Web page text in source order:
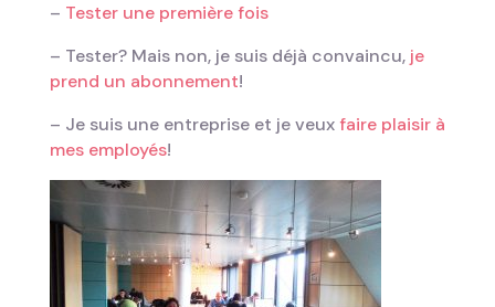
– Tester une première fois
– Tester? Mais non, je suis déjà convaincu, je
prend un abonnement!
– Je suis une entreprise et je veuxfaire plaisir à
mes employés!